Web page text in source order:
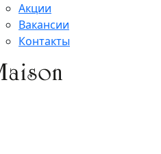
Акции
Вакансии
Контакты